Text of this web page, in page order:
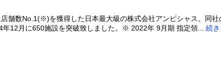
舗数No.1(※)を獲得した日本最大級の株式会社アンビシャス。同社
年12月に650施設を突破致しました。※ 2022年 9月期 指定領...
続